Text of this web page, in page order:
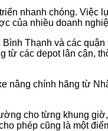
nhanh chóng. Việc
của nhiều doanh
Thạnh và các
các depot lân cận,
nâng chính hãng từ
cho từng khung
phép cũng là một